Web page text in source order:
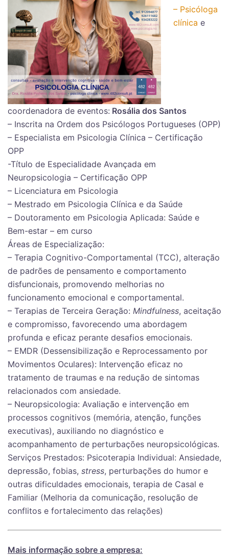
– Psicóloga
clínica e
coordenadora de eventos: Rosália dos Santos
– Inscrita na Ordem dos Psicólogos Portugueses (OPP)
– Especialista em Psicologia Clínica – Certificação
OPP
-Título de Especialidade Avançada em
Neuropsicologia – Certificação OPP
– Licenciatura em Psicologia
– Mestrado em Psicologia Clínica e da Saúde
– Doutoramento em Psicologia Aplicada: Saúde e
Bem-estar – em curso
Áreas de Especialização:
– Terapia Cognitivo-Comportamental (TCC), alteração
de padrões de pensamento e comportamento
disfuncionais, promovendo melhorias no
funcionamento emocional e comportamental.
– Terapias de Terceira Geração: Mindfulness, aceitação
e compromisso, favorecendo uma abordagem
profunda e eficaz perante desafios emocionais.
– EMDR (Dessensibilização e Reprocessamento por
Movimentos Oculares): Intervenção eficaz no
tratamento de traumas e na redução de sintomas
relacionados com ansiedade.
– Neuropsicologia: Avaliação e intervenção em
processos cognitivos (memória, atenção, funções
executivas), auxiliando no diagnóstico e
acompanhamento de perturbações neuropsicológicas.
Serviços Prestados: Psicoterapia Individual: Ansiedade,
depressão, fobias, stress, perturbações do humor e
outras dificuldades emocionais, terapia de Casal e
Familiar (Melhoria da comunicação, resolução de
conflitos e fortalecimento das relações)
Mais informação sobre a empresa: